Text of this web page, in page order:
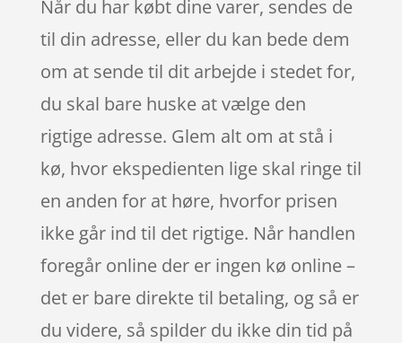
Når du har købt dine varer, sendes de
til din adresse, eller du kan bede dem
om at sende til dit arbejde i stedet for,
du skal bare huske at vælge den
rigtige adresse. Glem alt om at stå i
kø, hvor ekspedienten lige skal ringe til
en anden for at høre, hvorfor prisen
ikke går ind til det rigtige. Når handlen
foregår online der er ingen kø online –
det er bare direkte til betaling, og så er
du videre, så spilder du ikke din tid på